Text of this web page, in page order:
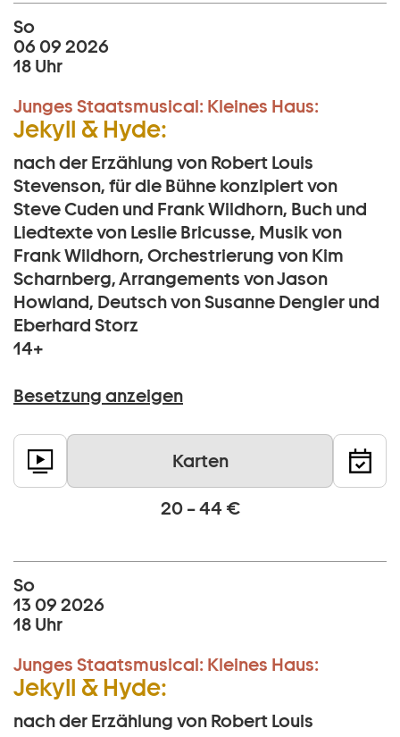
So
06 09 2026
18 Uhr
Junges Staatsmusical: Kleines Haus:
Jekyll & Hyde:
nach der Erzählung von Robert Louis
Stevenson, für die Bühne konzipiert von
Steve Cuden und Frank Wildhorn, Buch und
Liedtexte von Leslie Bricusse, Musik von
Frank Wildhorn, Orchestrierung von Kim
Scharnberg, Arrangements von Jason
Howland, Deutsch von Susanne Dengler und
Eberhard Storz
14+
Besetzung anzeigen
Karten
20 – 44 €
So
13 09 2026
18 Uhr
Junges Staatsmusical: Kleines Haus:
Jekyll & Hyde:
nach der Erzählung von Robert Louis